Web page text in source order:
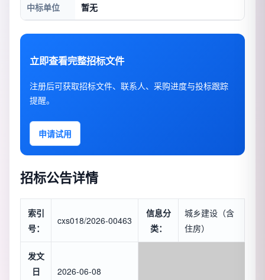
中标单位 暂无
立即查看完整招标文件
注册后可获取招标文件、联系人、采购进度与投标跟踪
提醒。
申请试用
招标公告详情
索引
号：
cxs018/2026-00463
信息分
类：
城乡建设（含
住房）
发文
日
2026-06-08